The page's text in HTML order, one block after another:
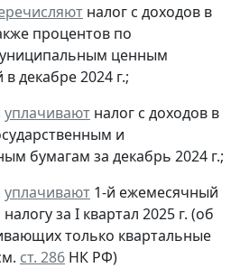
налог с доходов в
процентов по
ценным
декабре 2024 г.;
уплачивают налог с доходов в
и
бумагам за декабрь 2024 г.;
уплачивают 1-й ежемесячный
за I квартал 2025 г. (об
только квартальные
ст. 286 НК РФ)